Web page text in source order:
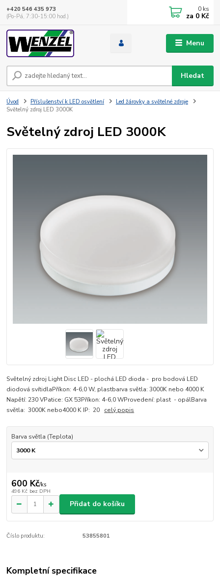
Menu
Hledat
+420 546 435 973
(Po-Pá, 7:30-15:00 hod.)
0 ks
za 0 Kč
Úvod Příslušenství k LED osvětlení
Led žárovky a světelné zdroje
Světelný zdroj LED 3000K
Světelný zdroj LED 3000K
Světelný zdroj Light Disc LED - plochá LED dioda - pro bodová LED
diodová svítidlaPříkon: 4-6,0 W, plastbarva světla: 3000K nebo 4000 K
Napětí: 230 VPatice: GX 53Příkon: 4-6,0 WProvedení: plast - opálBarva
světla: 3000K nebo4000 K IP: 20 celý popis
Barva světla (Teplota)
600 Kč/ks
496 Kč bez DPH
Přidat do košíku
Číslo produktu: 53855801
Kompletní specifikace